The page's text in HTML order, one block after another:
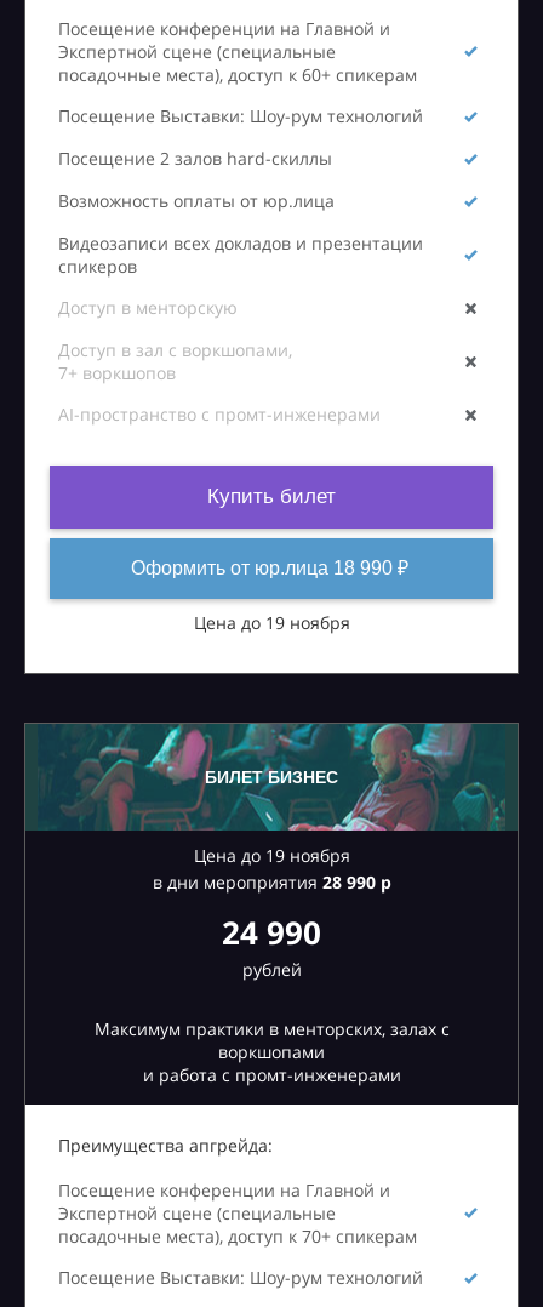
Посещение конференции на Главной и
Экспертной сцене (специальные
посадочные места), доступ к 60+ спикерам
Посещение Выставки: Шоу-рум технологий
Посещение 2 залов hard-скиллы
Возможность оплаты от юр.лица
Видеозаписи всех докладов и презентации
спикеров
Доступ в менторскую
Доступ в зал с воркшопами,
7+ воркшопов
AI-пространство с промт-инженерами
Купить билет
Оформить от юр.лица 18 990 ₽
Цена до 19 ноября
БИЛЕТ БИЗНЕС
Цена до 19 ноября
в дни мероприятия 28990 р
24 990
рублей
Максимум практики в менторских, залах с
воркшопами
и работа с промт-инженерами
Преимущества апгрейда:
Посещение конференции на Главной и
Экспертной сцене (специальные
посадочные места), доступ к 70+ спикерам
Посещение Выставки: Шоу-рум технологий